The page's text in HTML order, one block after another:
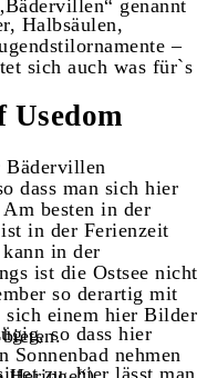
genannt
Halbsäulen,
–
sich auch was für`s
Bädervillen
dass man sich hier
besten in der
in der Ferienzeit
in der
ist die Ostsee nicht
so derartig mit
sich einem hier Bilder
so dass hier
Sonnenbad nehmen